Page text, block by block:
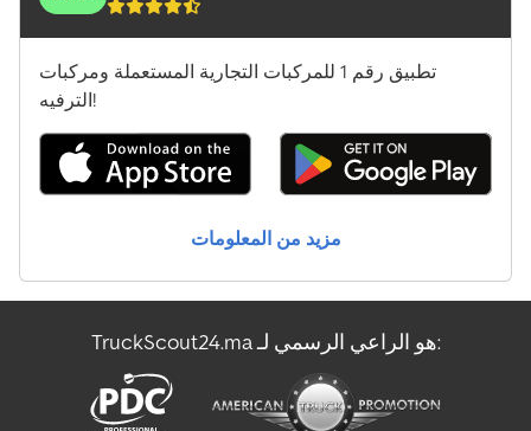
تطبيق رقم 1 للمركبات التجارية المستعملة ومركبات
الترفيه!
مزيد من المعلومات
TruckScout24.ma هو الراعي الرسمي لـ: